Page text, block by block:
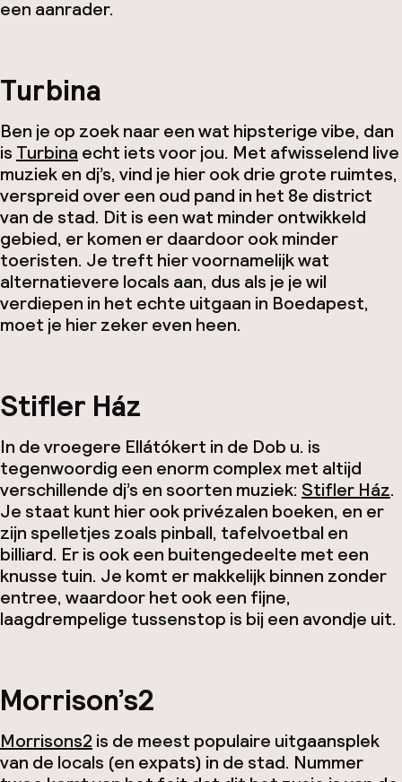
een aanrader.
Turbina
Ben je op zoek naar een wat hipsterige vibe, dan
is Turbinaecht iets voor jou. Met afwisselend live
muziek en dj’s, vind je hier ook drie grote ruimtes,
verspreid over een oud pand in het 8e district
van de stad. Dit is een wat minder ontwikkeld
gebied, er komen er daardoor ook minder
toeristen. Je treft hier voornamelijk wat
alternatievere locals aan, dus als je je wil
verdiepen in het echte uitgaan in Boedapest,
moet je hier zeker even heen.
Stifler Ház
In de vroegere Ellátókert in de Dob u. is
tegenwoordig een enorm complex met altijd
verschillende dj’s en soorten muziek: Stifler Ház.
Je staat kunt hier ook privézalen boeken, en er
zijn spelletjes zoals pinball, tafelvoetbal en
billiard. Er is ook een buitengedeelte met een
knusse tuin. Je komt er makkelijk binnen zonder
entree, waardoor het ook een fijne,
laagdrempelige tussenstop is bij een avondje uit.
Morrison’s2
Morrisons2 is de meest populaire uitgaansplek
van de locals (en expats) in de stad. Nummer